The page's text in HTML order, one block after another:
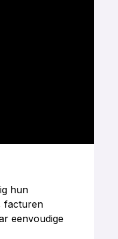
hun
facturen
eenvoudige